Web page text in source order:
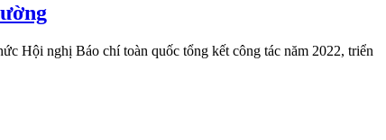
Hội nghị Báo chí toàn quốc tổng kết công tác năm 2022, triển